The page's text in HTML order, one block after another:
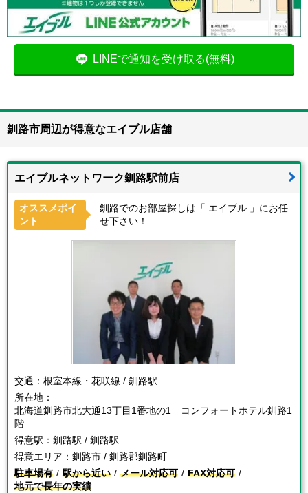
LINEで通知を受け取る(無料)
釧路市周辺が得意なエイブル店舗
エイブルネットワーク釧路駅前店
オススメポイ
ント
釧路でのお部屋探しは「 エイブル 」にお任
せ下さい！
交通： 根室本線・花咲線 / 釧路駅
所在地：
北海道釧路市北大通13丁目1番地の1 コンフォートホテル釧路1
階
得意駅： 釧路駅 / 釧路駅
得意エリア： 釧路市 / 釧路郡釧路町
駐車場有
駅から近い メール対応可
FAX対応可
地元で長年の実績